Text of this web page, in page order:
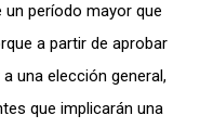
período mayor que
a partir de aprobar
una elección general,
que implicarán una